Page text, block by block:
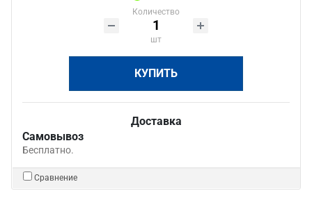
Количество
шт
КУПИТЬ
Доставка
Самовывоз
Бесплатно.
Сравнение